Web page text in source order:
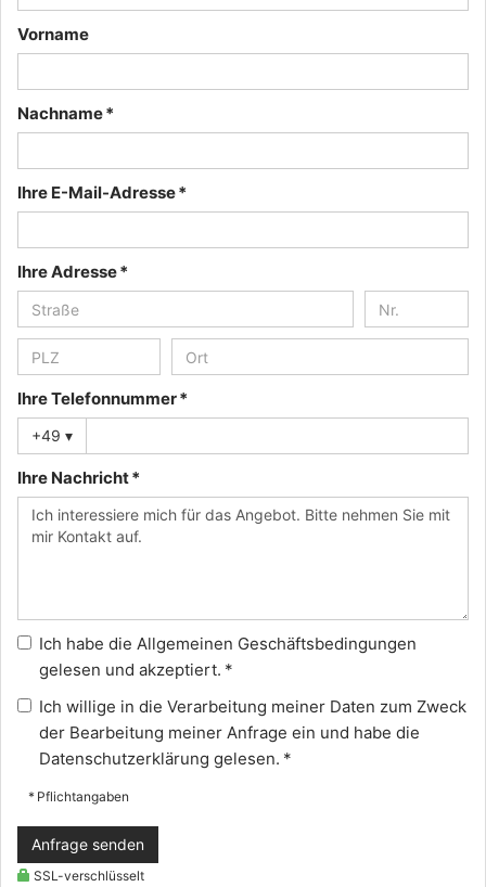
Vorname
Nachname *
Ihre E-Mail-Adresse *
Ihre Adresse *
Ihre Telefonnummer *
+49 ▾
Ihre Nachricht *
Ich habe die Allgemeinen Geschäftsbedingungen
gelesen und akzeptiert. *
Ich willige in die Verarbeitung meiner Daten zum Zweck
der Bearbeitung meiner Anfrage ein und habe die
Datenschutzerklärung gelesen. *
* Pflichtangaben
Anfrage senden
SSL-verschlüsselt